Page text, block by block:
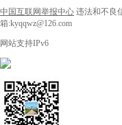
中国互联网举报中心 违法和不良
箱:kyqqwz@126.com
网站支持IPv6